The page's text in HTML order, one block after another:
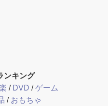
ンキング
/ DVD /ゲーム
/ おもちゃ